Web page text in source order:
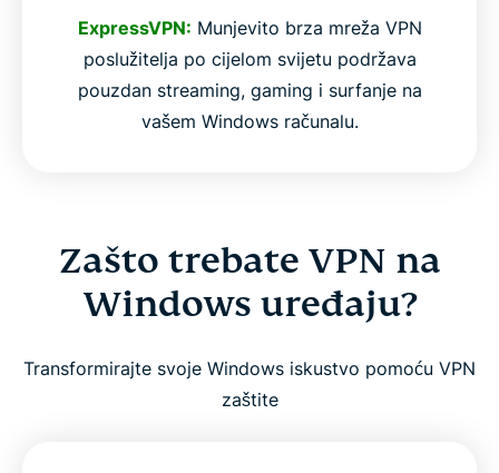
ExpressVPN: Munjevito brza mreža VPN
poslužitelja po cijelom svijetu podržava
pouzdan streaming, gaming i surfanje na
vašem Windows računalu.
Zašto trebate VPN na
Windows uređaju?
Transformirajte svoje Windows iskustvo pomoću VPN
zaštite